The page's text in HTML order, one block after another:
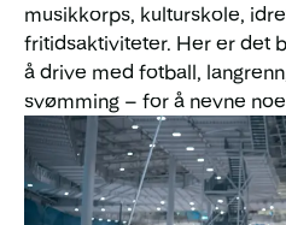
musikkorps, kulturskole,
fritidsaktiviteter. Her er det
å drive med fotball,
svømming – for å nevne